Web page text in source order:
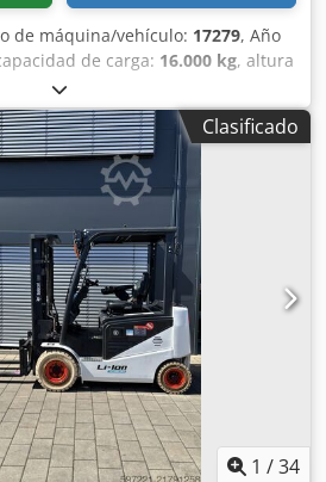
de máquina/vehículo: 17279, Año
de carga: 16.000 kg, altura
, ascensor libre:
de combustible:diésel, tipo de
construcción:3.030 mm, longitud
, tamaño del neumático
, tamaño del neumático trasero:
19.300 kg, Equipamiento:
de serie: FDC0H-5107-00494
Clasificado
1 /34